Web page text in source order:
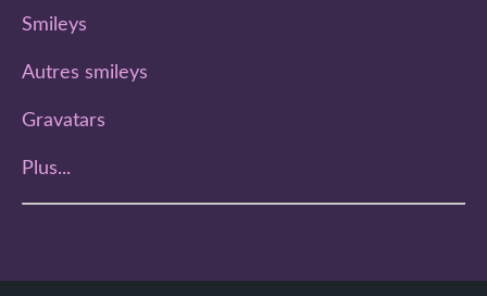
Smileys
Autres smileys
Gravatars
Plus...